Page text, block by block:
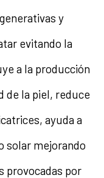
y
evitando la
a la producción
de la piel, reduce
ayuda a
solar mejorando
provocadas por